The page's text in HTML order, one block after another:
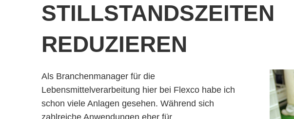
STILLSTANDSZEITEN
REDUZIEREN
Als Branchenmanager für die
Lebensmittelverarbeitung hier bei Flexco habe ich
schon viele Anlagen gesehen. Während sich
zahlreiche Anwendungen eher für